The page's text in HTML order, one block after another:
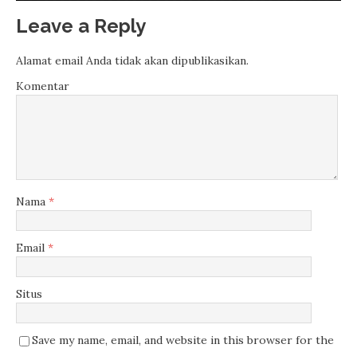
Leave a Reply
Alamat email Anda tidak akan dipublikasikan.
Komentar
Nama *
Email *
Situs
Save my name, email, and website in this browser for the